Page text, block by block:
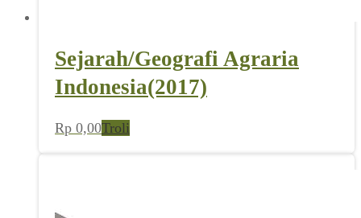
Sejarah/Geografi Agraria
Indonesia(2017)
Rp 0,00Troli